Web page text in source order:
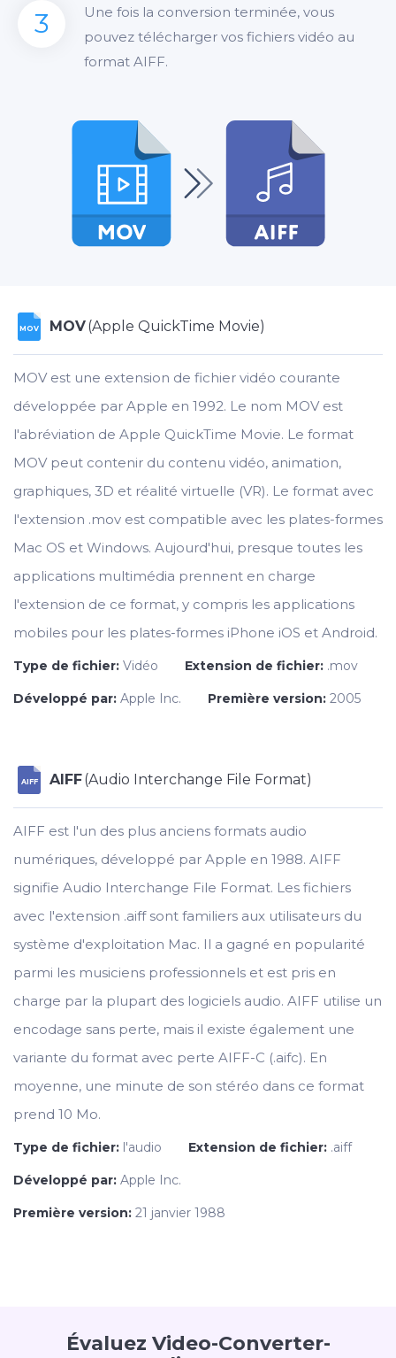
3
Une fois la conversion terminée, vous
pouvez télécharger vos fichiers vidéo au
format AIFF.
MOV MOV(Apple QuickTime Movie)
MOV est une extension de fichier vidéo courante
développée par Apple en 1992. Le nom MOV est
l'abréviation de Apple QuickTime Movie. Le format
MOV peut contenir du contenu vidéo, animation,
graphiques, 3D et réalité virtuelle (VR). Le format avec
l'extension .mov est compatible avec les plates-formes
Mac OS et Windows. Aujourd'hui, presque toutes les
applications multimédia prennent en charge
l'extension de ce format, y compris les applications
mobiles pour les plates-formes iPhone iOS et Android.
Type de fichier: Vidéo Extension de fichier: .mov
Développé par: Apple Inc. Première version: 2005
AIFF AIFF(Audio Interchange File Format)
AIFF est l'un des plus anciens formats audio
numériques, développé par Apple en 1988. AIFF
signifie Audio Interchange File Format. Les fichiers
avec l'extension .aiff sont familiers aux utilisateurs du
système d'exploitation Mac. Il a gagné en popularité
parmi les musiciens professionnels et est pris en
charge par la plupart des logiciels audio. AIFF utilise un
encodage sans perte, mais il existe également une
variante du format avec perte AIFF-C (.aifc). En
moyenne, une minute de son stéréo dans ce format
prend 10 Mo.
Type de fichier: l'audio Extension de fichier: .aiff
Développé par: Apple Inc.
Première version: 21 janvier 1988
Évaluez Video-Converter-